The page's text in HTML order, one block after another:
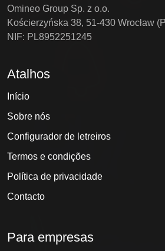
Omineo Group Sp. z o.o.
Kościerzyńska 38, 51-430 Wrocław
NIF: PL8952251245
Atalhos
Início
Sobre nós
Configurador de letreiros
Termos e condições
Política de privacidade
Contacto
Para empresas